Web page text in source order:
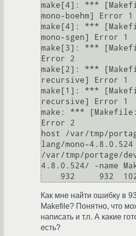
make[4]: ***
mono-boehm] Error 1
make[4]: ***
mono-sgen] Error 1
make[3]: ***
Error 2
make[2]: ***
recursive] Error 1
make[1]: ***
recursive] Error 1
make: ***
Error 2
host /var/tmp/
lang/mono-
/var/tmp/portage/
4.8.0.524/ -name
Как мне найти ошибку в
Makefile? Понятно, что
написать и т.п. А какие
есть?